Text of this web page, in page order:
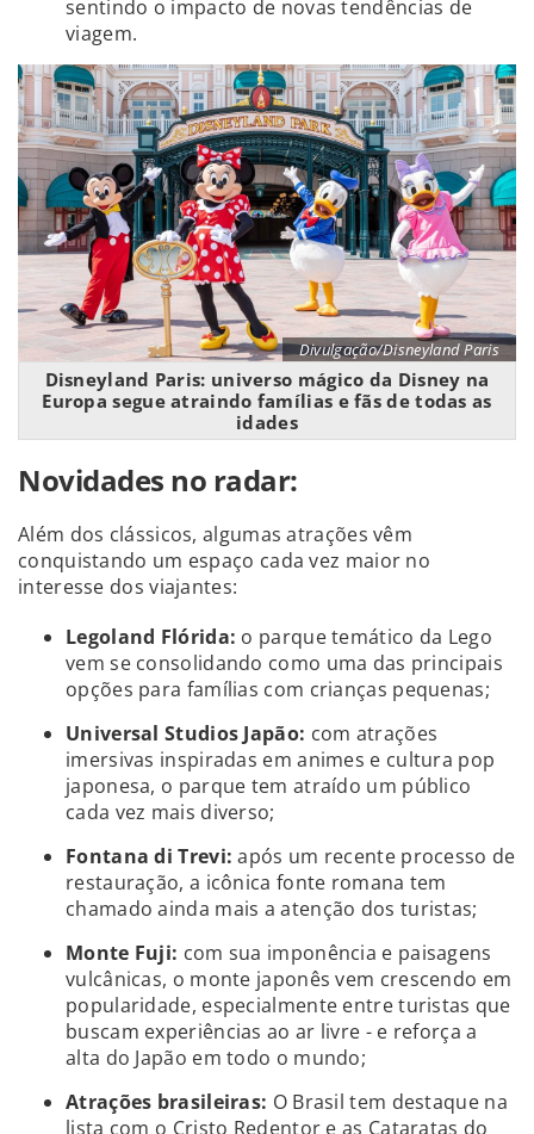
sentindo o impacto de novas tendências de
viagem.
Divulgação/Disneyland Paris
Disneyland Paris: universo mágico da Disney na
Europa segue atraindo famílias e fãs de todas as
idades
Novidades no radar:
Além dos clássicos, algumas atrações vêm
conquistando um espaço cada vez maior no
interesse dos viajantes:
Legoland Flórida: o parque temático da Lego
vem se consolidando como uma das principais
opções para famílias com crianças pequenas;
Universal Studios Japão: com atrações
imersivas inspiradas em animes e cultura pop
japonesa, o parque tem atraído um público
cada vez mais diverso;
Fontana di Trevi:após um recente processo de
restauração, a icônica fonte romana tem
chamado ainda mais a atenção dos turistas;
Monte Fuji: com sua imponência e paisagens
vulcânicas, o monte japonês vem crescendo em
popularidade, especialmente entre turistas que
buscam experiências ao ar livre - e reforça a
alta do Japão em todo o mundo;
Atrações brasileiras: O Brasil tem destaque na
lista com o Cristo Redentor e as Cataratas do